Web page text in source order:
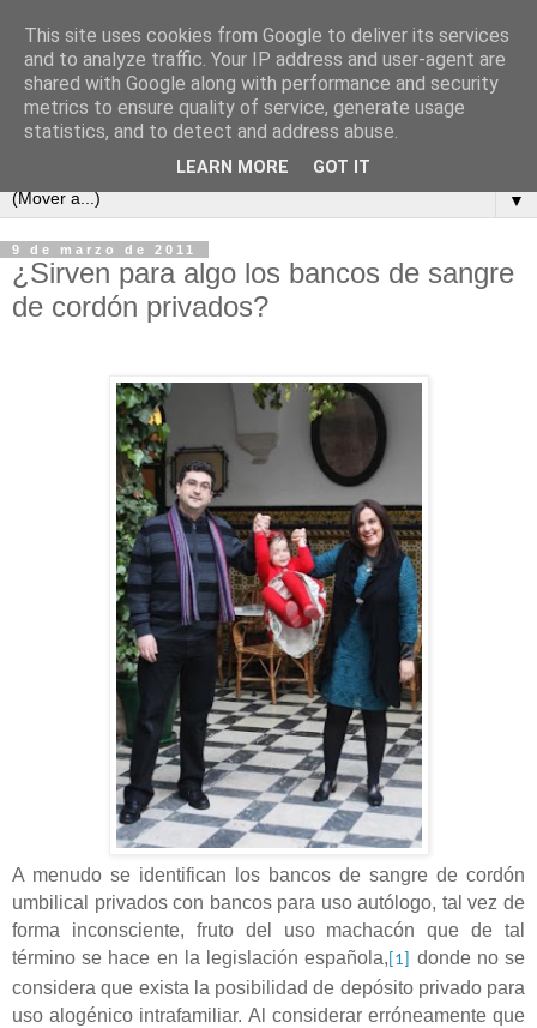
▼
9 de marzo de 2011
¿Sirven para algo los bancos de sangre
de cordón privados?
A menudo se identifican los bancos de sangre de cordón
umbilical privados con bancos para uso autólogo, tal vez de
forma inconsciente, fruto del uso machacón que de tal
término se hace en la legislación española, [1]
donde no se
considera que exista la posibilidad de depósito privado para
uso alogénico intrafamiliar. Al considerar erróneamente que
This site uses cookies from Google to deliver its services
and to analyze traffic. Your IP address and user-agent are
shared with Google along with performance and security
metrics to ensure quality of service, generate usage
statistics, and to detect and address abuse.
LEARN MORE GOT IT